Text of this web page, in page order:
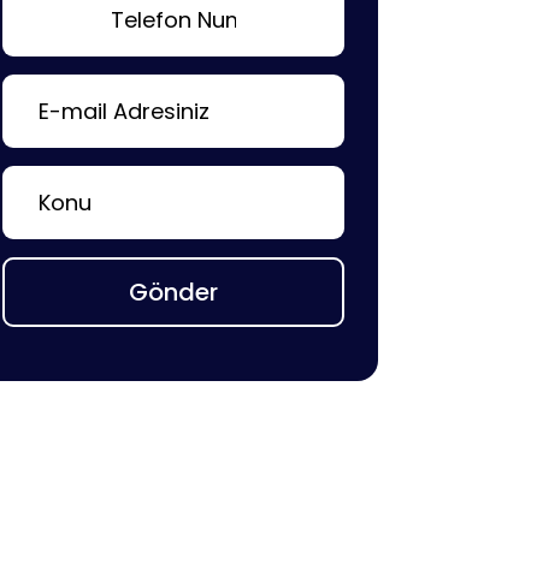
Gönder